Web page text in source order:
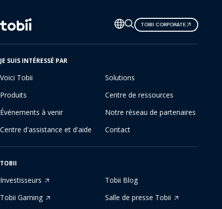
Changer
de
langue
TOBII CORPORATE
JE SUIS INTÉRESSÉ PAR
Voici Tobii
Solutions
Produits
Centre de ressources
Événements à venir
Notre réseau de partenaires
Centre d'assistance et d'aide
Contact
TOBII
Investisseurs
Tobii Blog
Tobii Gaming
Salle de presse Tobii